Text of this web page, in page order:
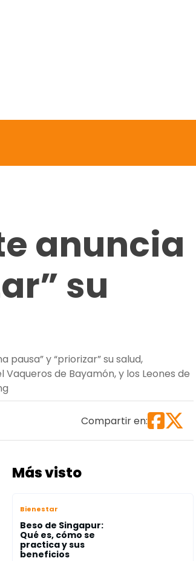
anuncia
su
y “priorizar” su salud,
de Bayamón, y los Leones de
Compartir en:
Más visto
Bienestar
Beso de Singapur:
Qué es, cómo se
practica y sus
beneficios